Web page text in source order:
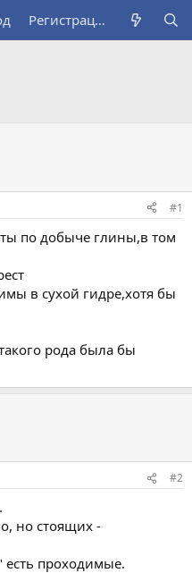
Регистрация
#1
по добыче глины,в том
в сухой гидре,хотя бы
рода была бы
#2
но стоящих -
есть проходимые.